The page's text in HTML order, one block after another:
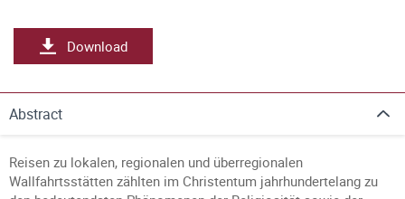
Download
Abstract
Reisen zu lokalen, regionalen und überregionalen
Wallfahrtsstätten zählten im Christentum jahrhundertelang zu